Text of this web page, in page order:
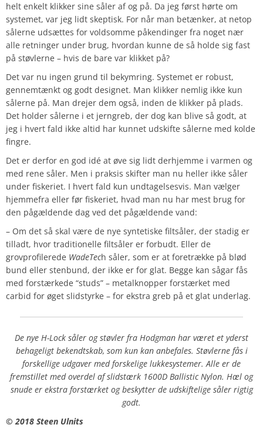
helt enkelt klikker sine såler af og på. Da jeg først hørte om
systemet, var jeg lidt skeptisk. For når man betænker, at netop
sålerne udsættes for voldsomme påkendinger fra noget nær
alle retninger under brug, hvordan kunne de så holde sig fast
på støvlerne – hvis de bare var klikket på?
Det var nu ingen grund til bekymring. Systemet er robust,
gennemtænkt og godt designet. Man klikker nemlig ikke kun
sålerne på. Man drejer dem også, inden de klikker på plads.
Det holder sålerne i et jerngreb, der dog kan blive så godt, at
jeg i hvert fald ikke altid har kunnet udskifte sålerne med kolde
fingre.
Det er derfor en god idé at øve sig lidt derhjemme i varmen og
med rene såler. Men i praksis skifter man nu heller ikke såler
under fiskeriet. I hvert fald kun undtagelsesvis. Man vælger
hjemmefra eller før fiskeriet, hvad man nu har mest brug for
den pågældende dag ved det pågældende vand:
– Om det så skal være de nye syntetiske filtsåler, der stadig er
tilladt, hvor traditionelle filtsåler er forbudt. Eller de
grovprofilerede WadeTech såler, som er at foretrække på blød
bund eller stenbund, der ikke er for glat. Begge kan sågar fås
med forstærkede “studs” – metalknopper forstærket med
carbid for øget slidstyrke – for ekstra greb på et glat underlag.
De nye H-Lock såler og støvler fra Hodgman har været et yderst
behageligt bekendtskab, som kun kan anbefales. Støvlerne fås i
forskellige udgaver med forskelige lukkesystemer. Alle er de
fremstillet med overdel af slidstærk 1600D Ballistic Nylon. Hæl og
snude er ekstra forstærket og beskytter de udskiftelige såler rigtig
godt.
© 2018 Steen Ulnits